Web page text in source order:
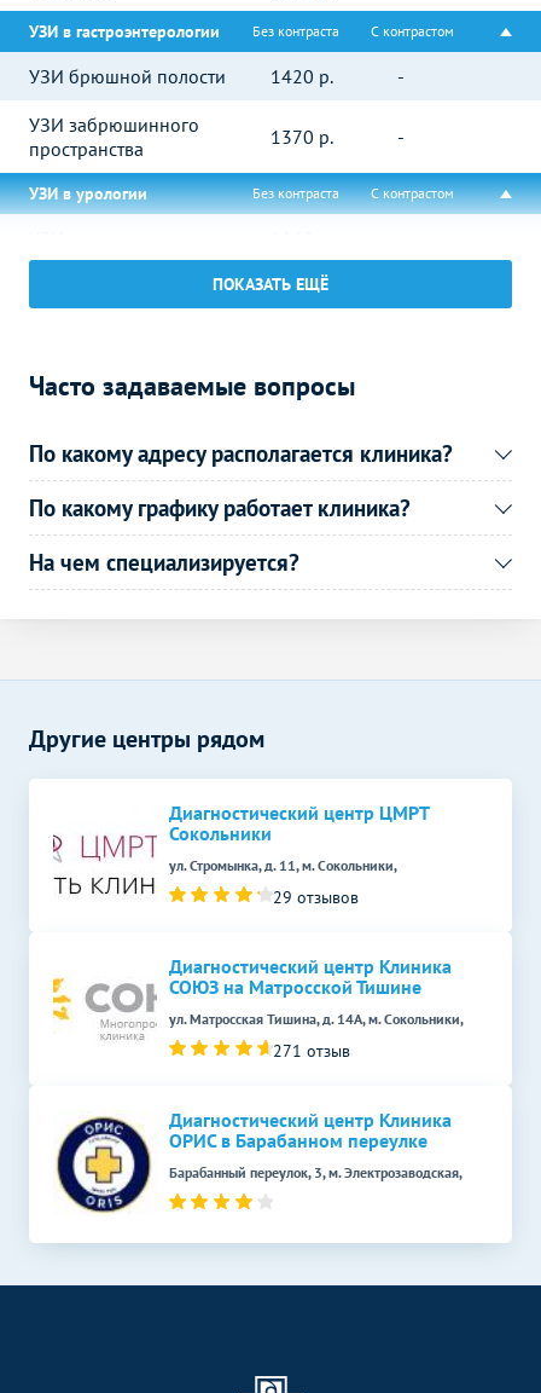
УЗИ в гастроэнтерологии Без контраста С контрастом
УЗИ брюшной полости 1420 р.
-
УЗИ забрюшинного
пространства
1370 р. -
УЗИ в урологии Без контраста С контрастом
(предстательной железы)
р.
(предстательной железы)
1210р.
УЗИ мочевого пузыря и
простаты (предстательной
железы)
1310р. -
УЗИ отдельных органов,
конечностей, зон, отделов Без контраста
УЗИ щитовидной железы
1160р.
-
УЗИ селезенки
УЗИ малого таза у женщин
(трансабдоминально)
1420р. -
Эндоскопические методы
исследования Без контраста
ПОКАЗАТЬ ЕЩЁ
Часто задаваемые вопросы
По какому адресу располагается клиника?
По какому графику работает клиника?
На чем специализируется?
Другие центры рядом
Диагностический центр ЦМРТ
Сокольники
ул. Стромынка, д. 11, м. Сокольники,
29 отзывов
Диагностический центр Клиника
СОЮЗ на Матросской Тишине
ул. Матросская Тишина, д. 14А, м. Сокольники,
271 отзыв
Диагностический центр Клиника
ОРИС в Барабанном переулке
Барабанный переулок, 3, м. Электрозаводская,